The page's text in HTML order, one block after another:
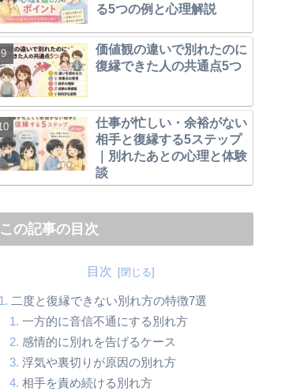
る5つの例と心理解説
価値観の違いで別れたのに
復縁できた人の共通点5つ
仕事が忙しい・余裕がない
相手と復縁する5ステップ
｜別れたあとの心理と体験
談
この記事の目次
目次
二度と復縁できない別れ方の特徴7選
一方的に音信不通にする別れ方
感情的に別れを告げるケース
浮気や裏切りが原因の別れ方
相手を責め続ける別れ方